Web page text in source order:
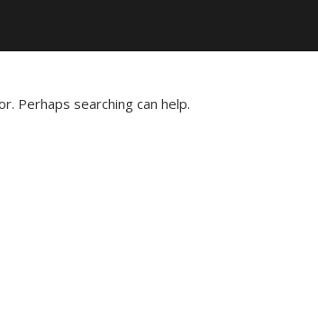
Perhaps searching can help.